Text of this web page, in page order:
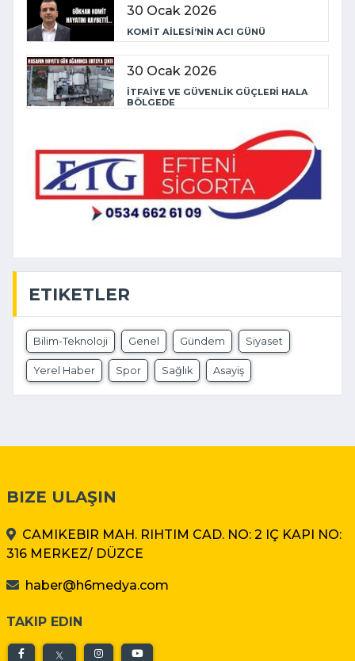
30 Ocak 2026
KOMİT AİLESİ’NİN ACI GÜNÜ
30 Ocak 2026
İTFAİYE VE GÜVENLİK GÜÇLERİ HALA
BÖLGEDE
ETIKETLER
Bilim-Teknoloji Genel Gündem Siyaset
Yerel Haber Spor Sağlık Asayiş
BIZE ULAŞIN
CAMIKEBIR MAH. RIHTIM CAD. NO: 2 IÇ KAPI NO:
316 MERKEZ/ DÜZCE
haber@h6medya.com
TAKIP EDIN